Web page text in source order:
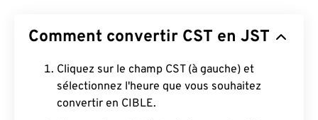
Comment convertir CST en JST
Cliquez sur le champ CST (à gauche) et
sélectionnez l'heure que vous souhaitez
convertir en CIBLE.